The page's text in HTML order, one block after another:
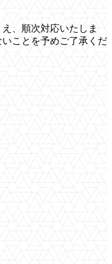
、順次対応いたしま
ことを予めご了承くだ